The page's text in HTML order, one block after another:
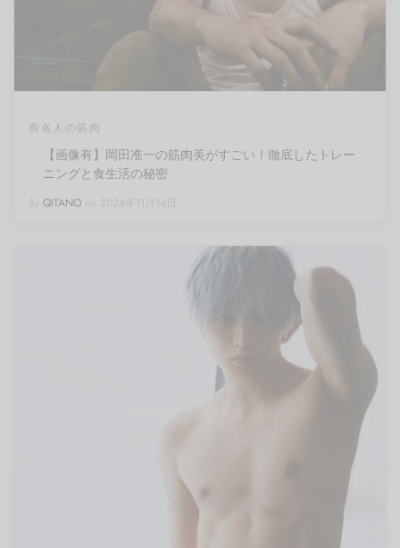
有名人の筋肉
【画像有】岡田准一の筋肉美がすごい！徹底したトレー
ニングと食生活の秘密
QITANO